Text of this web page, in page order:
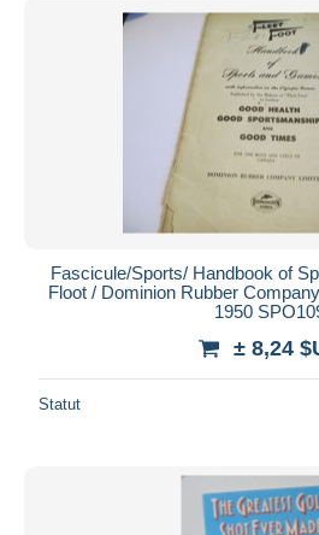
Fascicule/Sports/ Handbook of
Floot / Dominion Rubber
1950
± 8,24
Statut